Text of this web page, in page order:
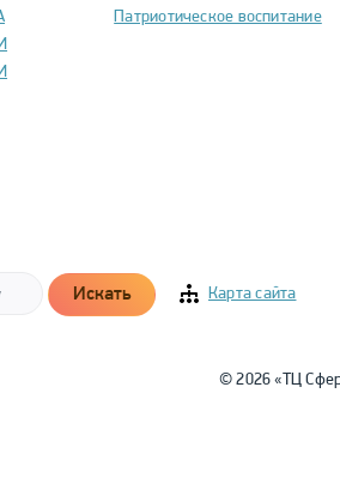
Патриотическое воспитание
Искать Карта сайта
© 2026 «ТЦ